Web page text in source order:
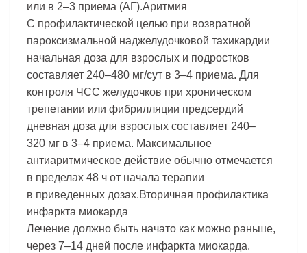
или в 2–3 приема (АГ).Аритмия
С профилактической целью при возвратной
пароксизмальной наджелудочковой тахикардии
начальная доза для взрослых и подростков
составляет 240–480 мг/сут в 3–4 приема. Для
контроля ЧСС желудочков при хроническом
трепетании или фибрилляции предсердий
дневная доза для взрослых составляет 240–
320 мг в 3–4 приема. Максимальное
антиаритмическое действие обычно отмечается
в пределах 48 ч от начала терапии
в приведенных дозах.Вторичная профилактика
инфаркта миокарда
Лечение должно быть начато как можно раньше,
через 7–14 дней после инфаркта миокарда.